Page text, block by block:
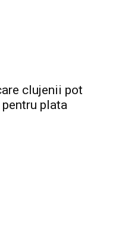
clujenii pot
plata